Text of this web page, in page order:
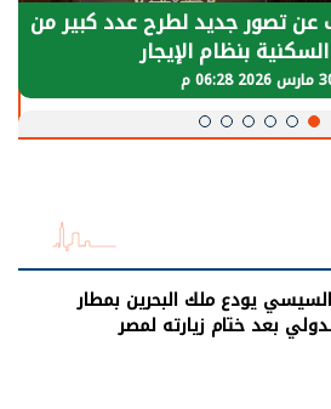
عن تصور جديد لطرح عدد كبير من
بنظام الإيجار
يودع ملك البحرين بمطار
بعد ختام زيارته لمصر